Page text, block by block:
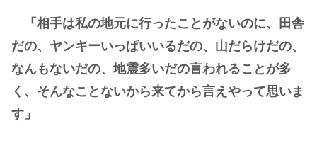
「相手は私の地元に行ったことがないのに、田舎
だの、ヤンキーいっぱいいるだの、山だらけだの、
なんもないだの、地震多いだの言われることが多
く、そんなことないから来てから言えやって思いま
す」